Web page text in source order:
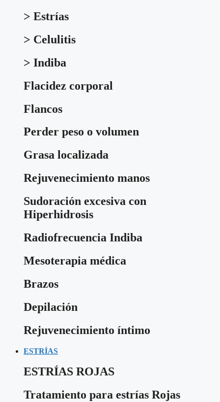
> Estrías
> Celulitis
> Indiba
Flacidez corporal
Flancos
Perder peso o volumen
Grasa localizada
Rejuvenecimiento manos
Sudoración excesiva con
Hiperhidrosis
Radiofrecuencia Indiba
Mesoterapia médica
Brazos
Depilación
Rejuvenecimiento íntimo
ESTRÍAS
ESTRÍAS ROJAS
Tratamiento para estrías Rojas